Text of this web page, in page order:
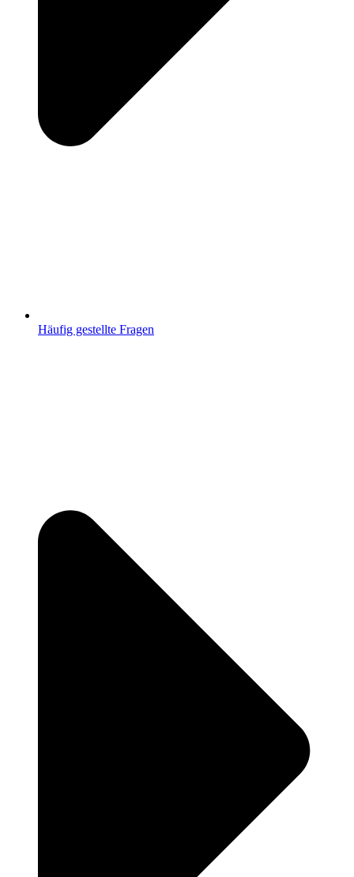
Häufig gestellte Fragen